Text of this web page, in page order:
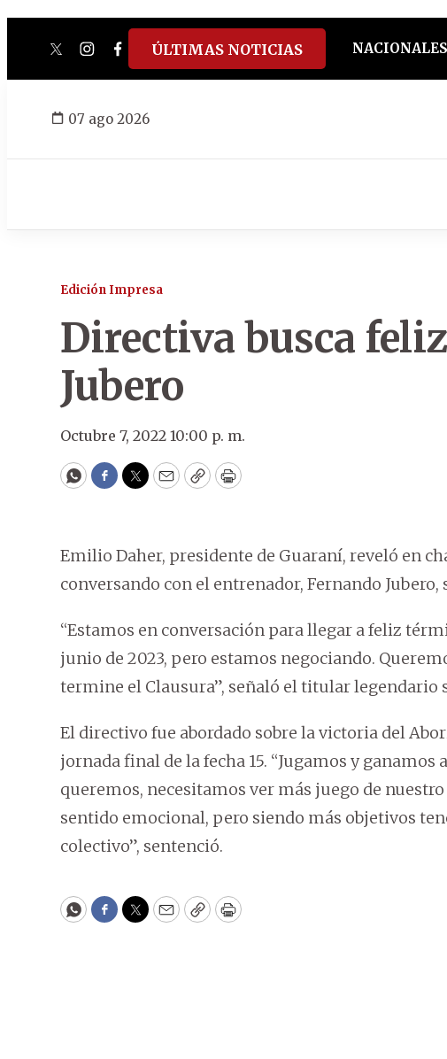
twitterinstagram
facebook
tiktokyoutube
spotify
ÚLTIMAS NOTICIAS NACIONALES
07 ago 2026
Edición Impresa
Directiva busca
Jubero
Octubre 7, 2022 10:00 p. m.
WhatsApp
Facebook
Twitter
EmailCopyPrint
Emilio Daher, presidente de Guaraní, reveló en
conversando con el entrenador, Fernando
“Estamos en conversación para llegar a feliz
junio de 2023, pero estamos negociando.
termine el Clausura”, señaló el titular legendario
El directivo fue abordado sobre la victoria del
jornada final de la fecha 15. “Jugamos y
queremos, necesitamos ver más juego de
sentido emocional, pero siendo más objetivos
colectivo”, sentenció.
WhatsApp
Facebook
Twitter
EmailCopyPrint